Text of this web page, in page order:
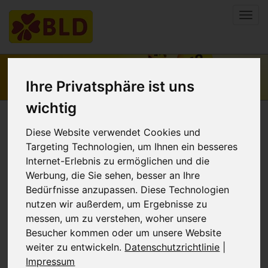
Ihre Privatsphäre ist uns
wichtig
Diese Website verwendet Cookies und
Targeting Technologien, um Ihnen ein besseres
Internet-Erlebnis zu ermöglichen und die
Werbung, die Sie sehen, besser an Ihre
Bedürfnisse anzupassen. Diese Technologien
nutzen wir außerdem, um Ergebnisse zu
messen, um zu verstehen, woher unsere
Besucher kommen oder um unsere Website
weiter zu entwickeln. Datenschutzrichtlinie
Impressum
Annahmestellen in sich wandelnden
Marktbedingungen
Bei ihrer Bundestagung diskutierten die Mitglieder
neue Partnerschaften zur Verbesserung von
Einkaufskonditionen, der Ausweitung des
Dienstleistungsangebots sowie ihre Position im
Dialog mit politischen Entscheidern. Gemeinsam mit
den Lotto-Gesellschaften sollen Perspektiven zur
Sicherung ihrer Wettbewerbsfähigkeit gefunden
werden.